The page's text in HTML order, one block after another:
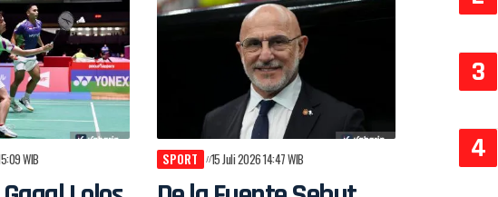
WIB SPORT 15 Juli 2026 14:47 WIB